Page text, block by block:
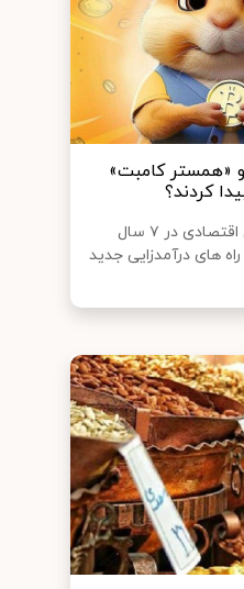
«همستر کامبت»
کردند؟
بر هم خوردن تعادل اقتصادی در ۷ سال
های درآمدزایی جدید